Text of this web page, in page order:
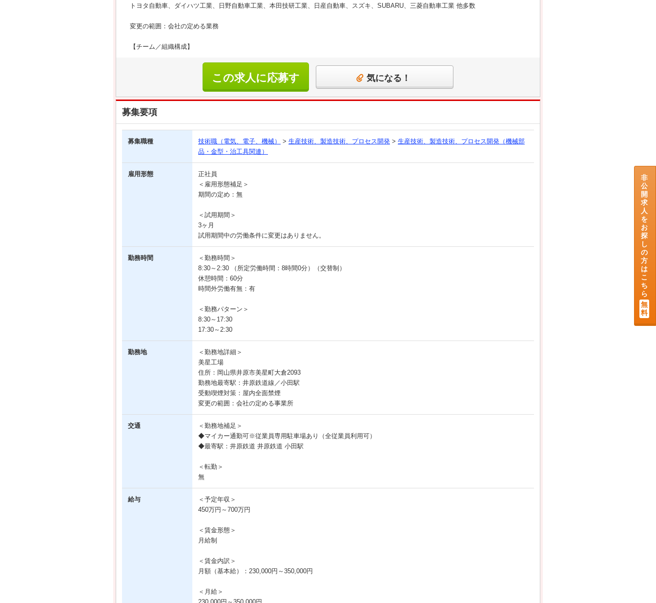
トヨタ自動車、ダイハツ工業、日野自動車工業、本田技研工業、日産自動車、スズキ、SUBARU、三菱自動車工業 他多数
変更の範囲：会社の定める業務
【チーム／組織構成】
この求人に応募す
る
気になる！
募集要項
募集職種 技術職（電気、電子、機械） > 生産技術、製造技術、プロセス開発 > 生産技術、製造技術、プロセス開発（機械部
品・金型・治工具関連）
雇用形態
正社員
＜雇用形態補足＞
期間の定め：無
＜試用期間＞
3ヶ月
試用期間中の労働条件に変更はありません。
勤務時間
＜勤務時間＞
8:30～2:30 （所定労働時間：8時間0分）（交替制）
休憩時間：60分
時間外労働有無：有
＜勤務パターン＞
8:30～17:30
17:30～2:30
勤務地
＜勤務地詳細＞
美星工場
住所：岡山県井原市美星町大倉2093
勤務地最寄駅：井原鉄道線／小田駅
受動喫煙対策：屋内全面禁煙
変更の範囲：会社の定める事業所
交通
＜勤務地補足＞
◆マイカー通勤可※従業員専用駐車場あり（全従業員利用可）
◆最寄駅：井原鉄道 井原鉄道 小田駅
＜転勤＞
無
給与
＜予定年収＞
450万円～700万円
＜賃金形態＞
月給制
＜賃金内訳＞
月額（基本給）：230,000円～350,000円
＜月給＞
非
公
開
求
人
を
お
探
し
の
方
は
こ
ち
ら
無
料